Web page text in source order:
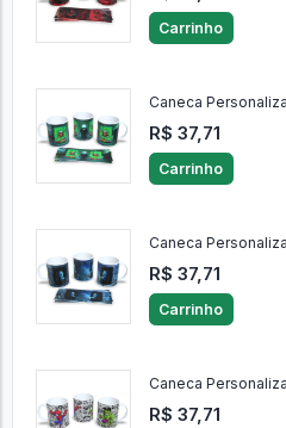
Carrinho
Caneca
R$ 37,71
Carrinho
Caneca
R$ 37,71
Carrinho
Caneca
R$ 37,71